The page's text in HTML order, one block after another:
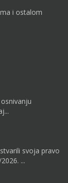
i ostalom
svoja pravo
...